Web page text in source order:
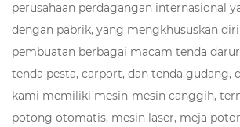
perusahaan perdagangan internasional
dengan pabrik, yang mengkhususkan
pembuatan berbagai macam tenda
tenda pesta, carport, dan tenda gudang,
kami memiliki mesin-mesin canggih,
potong otomatis, mesin laser, meja